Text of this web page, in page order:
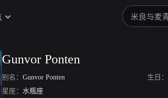
Gunvor Ponten
别名： Gunvor Ponten 生日：
星座： 水瓶座